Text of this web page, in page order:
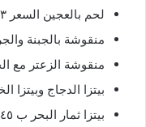
لحم بالعجين السعر ٢٣ ريال سعودى.
منقوشة بالجبنة والجرجير
منقوشة الزعتر مع الخضار
بيتزا الدجاج وبيتزا الخضار
بيتزا ثمار البحر ب ٤٥ ريال سعودى.